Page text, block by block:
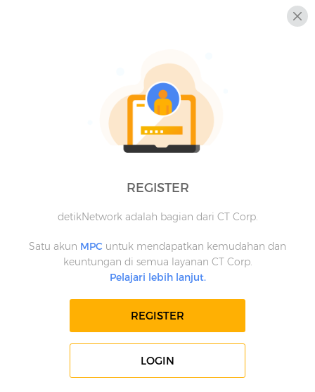
REGISTER
detikNetwork adalah bagian dari CT Corp.
Satu akun MPC untuk mendapatkan kemudahan dan
keuntungan di semua layanan CT Corp.
Pelajari lebih lanjut.
REGISTER
LOGIN